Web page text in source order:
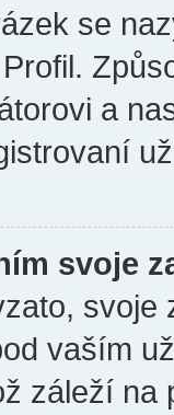
se
a
svoje
svoje
vaším
záleží na